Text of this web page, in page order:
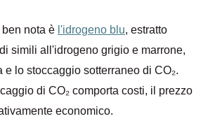
nota è l'idrogeno blu, estratto
simili all'idrogeno grigio e marrone,
e lo stoccaggio sotterraneo di CO₂.
di CO₂ comporta costi, il prezzo
economico.